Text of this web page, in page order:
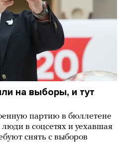
на выборы, и тут
партию в бюллетене
в соцсетях и уехавшая
снять с выборов